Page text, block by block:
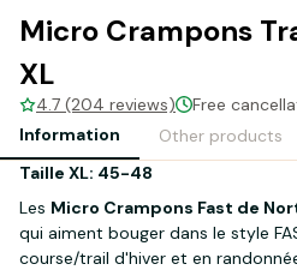
Micro Crampons
XL
4.7 (204 reviews)
Free
Information
Other products
Taille XL: 45-48
Les Micro Crampons Fast de
qui aiment bouger dans le style
course/trail d'hiver et en